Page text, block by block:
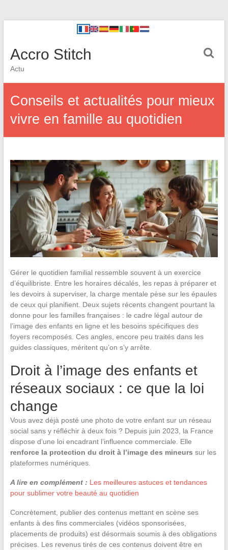
Accro Stitch
Actu
Conseils et actualités pour mieux
vivre en famille au quotidien
Gérer le quotidien familial ressemble souvent à un exercice
d’équilibriste. Entre les horaires décalés, les repas à préparer et
les devoirs à superviser, la charge mentale pèse sur les épaules
de ceux qui planifient. Deux sujets récents changent pourtant la
donne pour les familles françaises : le cadre légal autour de
l’image des enfants en ligne et les besoins spécifiques des
foyers recomposés. Ces angles, encore peu traités dans les
guides classiques, méritent qu’on s’y arrête.
Droit à l’image des enfants et
réseaux sociaux : ce que la loi
change
Vous avez déjà posté une photo de votre enfant sur un réseau
social sans y réfléchir à deux fois ? Depuis juin 2023, la France
dispose d’une loi encadrant l’influence commerciale. Elle
renforce la protection du droit à l’image des mineurs sur les
plateformes numériques.
A lire en complément : Les meilleures astuces et tendances
pour sublimer votre beauté au quotidien
Concrètement, publier des contenus mettant en scène ses
enfants à des fins commerciales (vidéos sponsorisées,
placements de produits) est désormais soumis à des obligations
précises. Les revenus tirés de ces contenus doivent être en